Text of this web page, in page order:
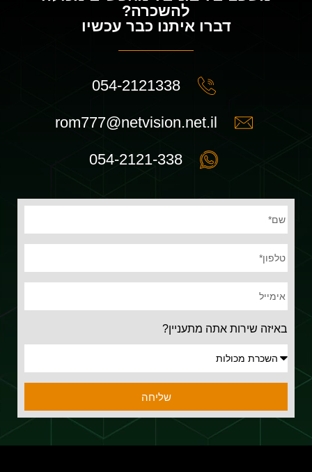
להשכרה?
דברו איתנו כבר עכשיו
054-2121338
rom777@netvision.net.il
054-2121-338
באיזה שירות אתה מתעניין?
שליחה